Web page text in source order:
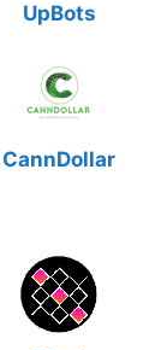
UpBots
CannDollar